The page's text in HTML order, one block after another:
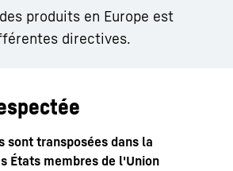
produits en Europe est
directives.
sont transposées dans la
États membres de l'Union